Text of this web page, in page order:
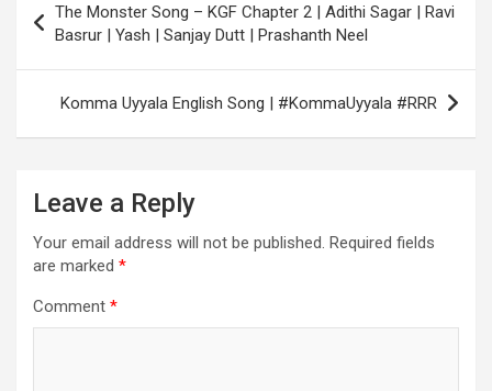
navigation
The Monster Song – KGF Chapter 2 | Adithi Sagar | Ravi
Basrur | Yash | Sanjay Dutt | Prashanth Neel
Komma Uyyala English Song | #KommaUyyala #RRR
Leave a Reply
Your email address will not be published. Required fields
are marked *
Comment *